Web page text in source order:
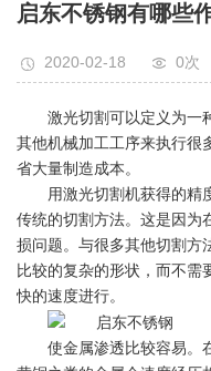
启东不锈钢有哪些
2020-02-18 0次
激光切割可以定义为一
其他机械加工工序来执行很
省大量制造成本。
用激光切割机获得的精
传统的切割方法。这是因为
损问题。与很多其他切割方
比较的复杂的形状，而不需
快的速度进行。
使金属渗透比较容易。